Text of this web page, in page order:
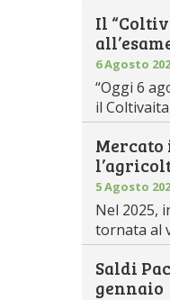
Il
6 Agosto
“Oggi 6
il
Mercato
5 Agosto
Nel 2025,
tornata al
Saldi
gennaio